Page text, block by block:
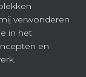
verwonderen
in het
en